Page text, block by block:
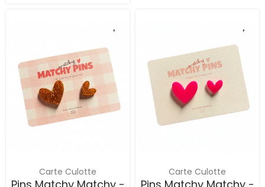
Carte Culotte Carte Culotte